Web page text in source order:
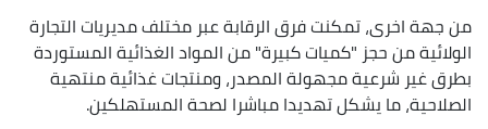
من جهة اخرى، تمكنت فرق الرقابة عبر مختلف مديريات التجارة
الولائية من حجز "كميات كبيرة" من المواد الغذائية المستوردة
بطرق غير شرعية مجهولة المصدر، ومنتجات غذائية منتهية
الصلاحية، ما يشكل تهديدا مباشرا لصحة المستهلكين.